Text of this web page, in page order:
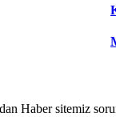
Haber sitemiz